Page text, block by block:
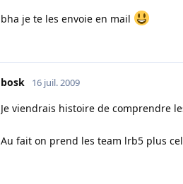
bha je te les envoie en mail
bosk 16 juil. 2009
Je viendrais histoire de comprendre
Au fait on prend les team lrb5 plus